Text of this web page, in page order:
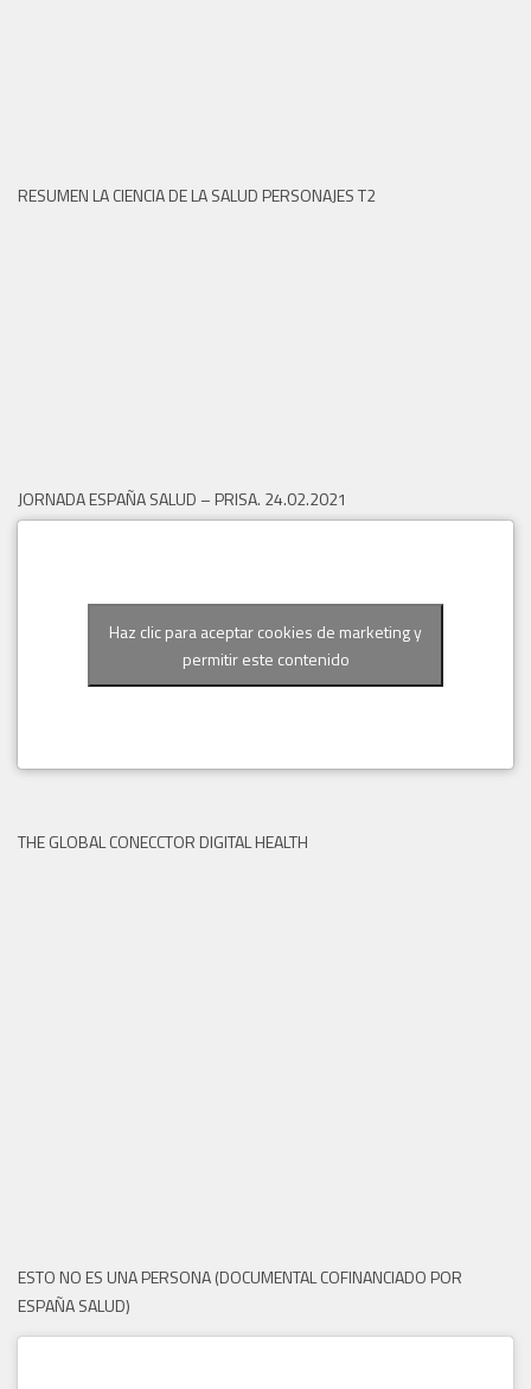
RESUMEN LA CIENCIA DE LA SALUD PERSONAJES T2
JORNADA ESPAÑA SALUD – PRISA. 24.02.2021
Haz clic para aceptar cookies de marketing y
permitir este contenido
THE GLOBAL CONECCTOR DIGITAL HEALTH
ESTO NO ES UNA PERSONA (DOCUMENTAL COFINANCIADO POR
ESPAÑA SALUD)